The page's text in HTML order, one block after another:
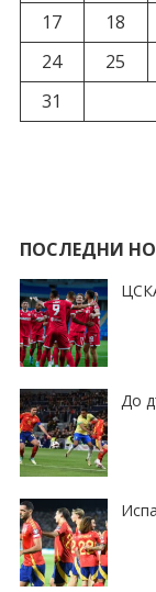
17
18
24
25
31
ПОСЛЕДНИ
До